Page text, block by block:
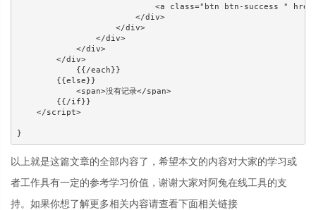
以上就是这篇文章的全部内容了，希望本文的内容对大家的学习或
者工作具有一定的参考学习价值，谢谢大家对阿兔在线工具的支
持。如果你想了解更多相关内容请查看下面相关链接